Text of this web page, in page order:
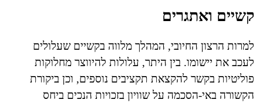
קשיים ואתגרים
למרות הרצון החיובי, המהלך מלווה בקשיים שעלולים
לעכב את יישומו. בין היתר, עלולות להיווצר מחלוקות
פוליטיות בקשר להקצאת תקציבים נוספים, וכן ביקורת
הקשורה באי-הסכמה על שוויון בזכויות הנכים ביחס